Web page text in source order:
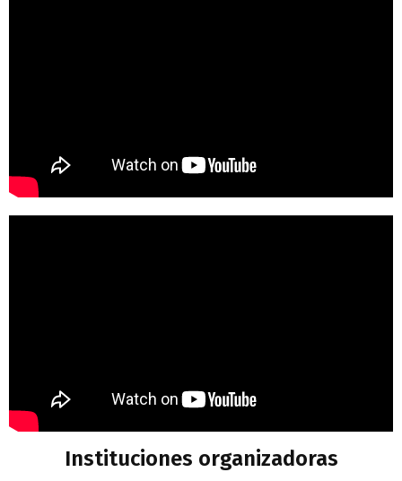
Instituciones organizadoras